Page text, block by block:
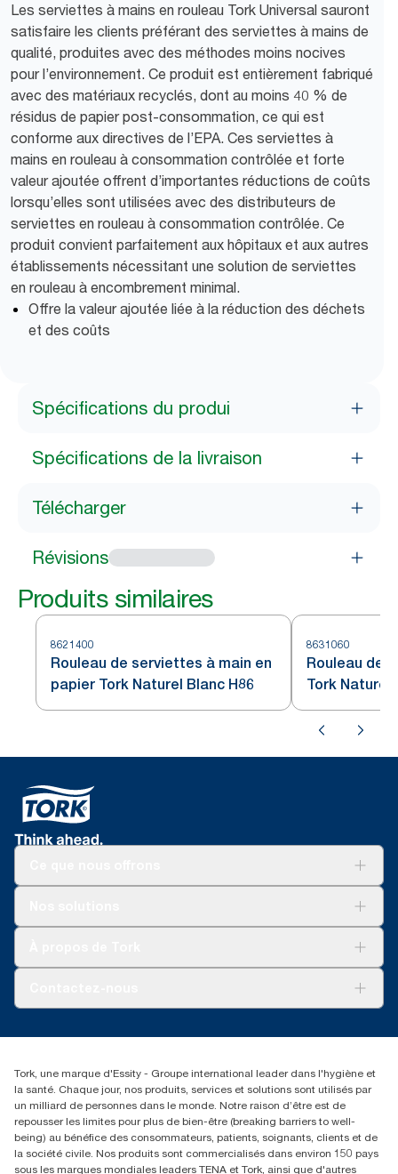
Les serviettes à mains en rouleau Tork Universal sauront
satisfaire les clients préférant des serviettes à mains de
qualité, produites avec des méthodes moins nocives
pour l’environnement. Ce produit est entièrement fabriqué
avec des matériaux recyclés, dont au moins 40 % de
résidus de papier post-consommation, ce qui est
conforme aux directives de l’EPA. Ces serviettes à
mains en rouleau à consommation contrôlée et forte
valeur ajoutée offrent d’importantes réductions de coûts
lorsqu’elles sont utilisées avec des distributeurs de
serviettes en rouleau à consommation contrôlée. Ce
produit convient parfaitement aux hôpitaux et aux autres
établissements nécessitant une solution de serviettes
en rouleau à encombrement minimal.
Offre la valeur ajoutée liée à la réduction des déchets
et des coûts
Spécifications du produi
Spécifications de la livraison
Télécharger
Révisions
Produits similaires
8621400
Rouleau de serviettes à main en
papier Tork Naturel Blanc H86
8631060
Rouleau de
Tork Naturel
(866) 722-8675
Tork, une marque d'Essity - Groupe international leader dans l'hygiène et
la santé. Chaque jour, nos produits, services et solutions sont utilisés par
un milliard de personnes dans le monde. Notre raison d’être est de
repousser les limites pour plus de bien-être (breaking barriers to well-
being) au bénéfice des consommateurs, patients, soignants, clients et de
la société civile. Nos produits sont commercialisés dans environ 150 pays
sous les marques mondiales leaders TENA et Tork, ainsi que d'autres